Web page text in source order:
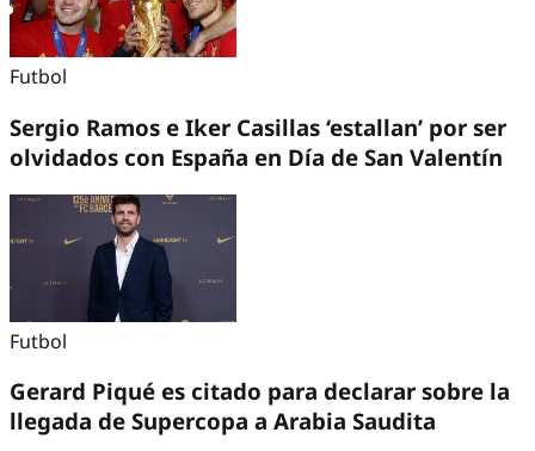
Futbol
Sergio Ramos e Iker Casillas ‘estallan’ por ser
olvidados con España en Día de San Valentín
Futbol
Gerard Piqué es citado para declarar sobre la
llegada de Supercopa a Arabia Saudita